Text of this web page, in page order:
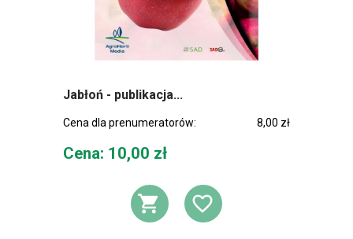
Jabłoń - publikacja...
Cena dla prenumeratorów: 8,00 zł
Cena
Cena: 10,00 zł
DODAJ DO
DODAJ DO